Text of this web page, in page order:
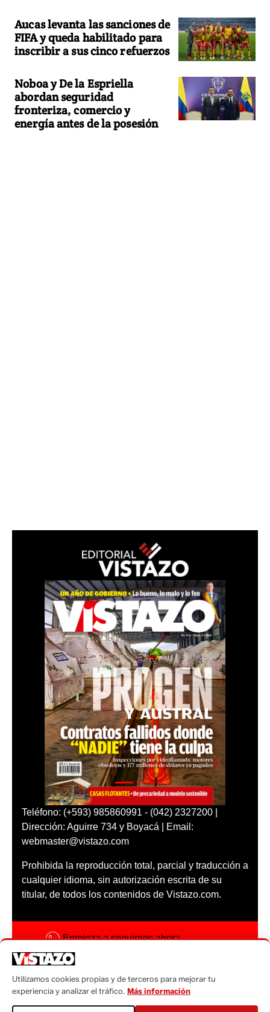
Aucas levanta las sanciones de
FIFA y queda habilitado para
inscribir a sus cinco refuerzos
Noboa y De la Espriella
abordan seguridad
fronteriza, comercio y
energía antes de la posesión
Teléfono: (+593) 985860991 - (042) 2327200 |
Dirección: Aguirre 734 y Boyacá | Email:
webmaster@vistazo.com
Prohibida la reproducción total, parcial y traducción a
cualquier idioma, sin autorización escrita de su
titular, de todos los contenidos de Vistazo.com.
Empieza a seguirnos ahora
Código ética
Sugerencias a:
Utilizamos cookies propias y de terceros para mejorar tu
experiencia y analizar el tráfico. Más información